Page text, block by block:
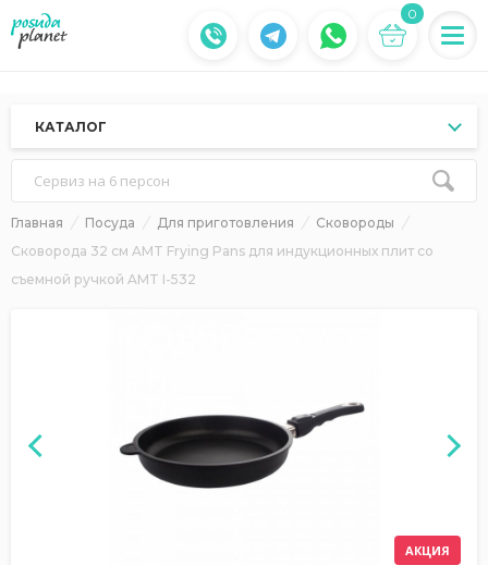
0
КАТАЛОГ
Сервиз на 6 персон
Главная Посуда Для приготовления
Сковороды
Сковорода 32 см AMT Frying Pans для индукционных плит со
съемной ручкой AMT I-532
АКЦИЯ